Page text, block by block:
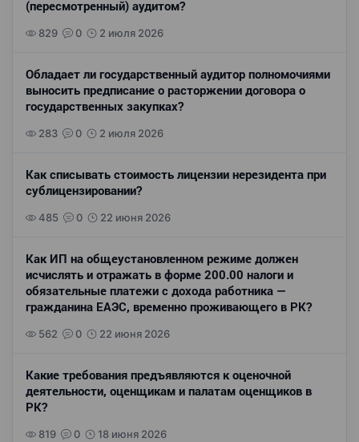
(пересмотренный) аудитом?
829 0 2 июля 2026
Обладает ли государственный аудитор полномочиями
выносить предписание о расторжении договора о
государственных закупках?
283 0 2 июля 2026
Как списывать стоимость лицензии нерезидента при
сублицензировании?
485 0 22 июня 2026
Как ИП на общеустановленном режиме должен
исчислять и отражать в форме 200.00 налоги и
обязательные платежи с дохода работника —
гражданина ЕАЭС, временно проживающего в РК?
562 0 22 июня 2026
Какие требования предъявляются к оценочной
деятельности, оценщикам и палатам оценщиков в
РК?
819 0 18 июня 2026